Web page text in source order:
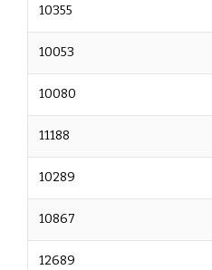
10355
10053
10080
11188
10289
10867
12689